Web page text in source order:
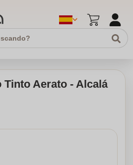
Tinto Aerato - Alcalá